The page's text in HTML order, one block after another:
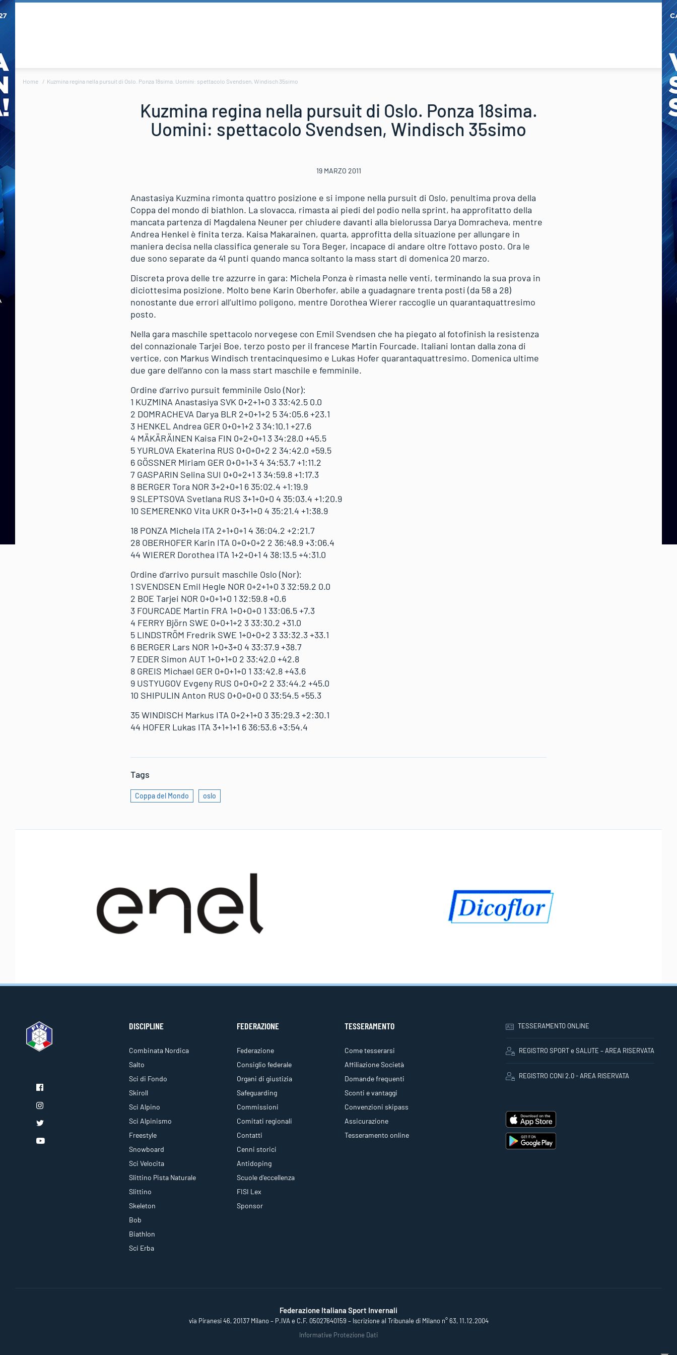
Home Kuzmina regina nella pursuit di Oslo. Ponza 18sima. Uomini: spettacolo Svendsen, Windisch 35simo
Kuzmina regina nella pursuit di Oslo. Ponza 18sima.
Uomini: spettacolo Svendsen, Windisch 35simo
19 MARZO 2011
Anastasiya Kuzmina rimonta quattro posizione e si impone nella pursuit di Oslo, penultima prova della
Coppa del mondo di biathlon. La slovacca, rimasta ai piedi del podio nella sprint, ha approfitatto della
mancata partenza di Magdalena Neuner per chiudere davanti alla bielorussa Darya Domracheva, mentre
Andrea Henkel è finita terza. Kaisa Makarainen, quarta, approfitta della situazione per allungare in
maniera decisa nella classifica generale su Tora Beger, incapace di andare oltre l’ottavo posto. Ora le
due sono separate da 41 punti quando manca soltanto la mass start di domenica 20 marzo.
Discreta prova delle tre azzurre in gara: Michela Ponza è rimasta nelle venti, terminando la sua prova in
diciottesima posizione. Molto bene Karin Oberhofer, abile a guadagnare trenta posti (da 58 a 28)
nonostante due errori all’ultimo poligono, mentre Dorothea Wierer raccoglie un quarantaquattresimo
posto.
Nella gara maschile spettacolo norvegese con Emil Svendsen che ha piegato al fotofinish la resistenza
del connazionale Tarjei Boe, terzo posto per il francese Martin Fourcade. Italiani lontan dalla zona di
vertice, con Markus Windisch trentacinquesimo e Lukas Hofer quarantaquattresimo. Domenica ultime
due gare dell’anno con la mass start maschile e femminile.
Ordine d’arrivo pursuit femminile Oslo (Nor):
1 KUZMINA Anastasiya SVK 0+2+1+0 3 33:42.5 0.0
2 DOMRACHEVA Darya BLR 2+0+1+2 5 34:05.6 +23.1
3 HENKEL Andrea GER 0+0+1+2 3 34:10.1 +27.6
4 MÄKÄRÄINEN Kaisa FIN 0+2+0+1 3 34:28.0 +45.5
5 YURLOVA Ekaterina RUS 0+0+0+2 2 34:42.0 +59.5
6 GÖSSNER Miriam GER 0+0+1+3 4 34:53.7 +1:11.2
7 GASPARIN Selina SUI 0+0+2+1 3 34:59.8 +1:17.3
8 BERGER Tora NOR 3+2+0+1 6 35:02.4 +1:19.9
9 SLEPTSOVA Svetlana RUS 3+1+0+0 4 35:03.4 +1:20.9
10 SEMERENKO Vita UKR 0+3+1+0 4 35:21.4 +1:38.9
18 PONZA Michela ITA 2+1+0+1 4 36:04.2 +2:21.7
28 OBERHOFER Karin ITA 0+0+0+2 2 36:48.9 +3:06.4
44 WIERER Dorothea ITA 1+2+0+1 4 38:13.5 +4:31.0
Ordine d’arrivo pursuit maschile Oslo (Nor):
1 SVENDSEN Emil Hegle NOR 0+2+1+0 3 32:59.2 0.0
2 BOE Tarjei NOR 0+0+1+0 1 32:59.8 +0.6
3 FOURCADE Martin FRA 1+0+0+0 1 33:06.5 +7.3
4 FERRY Björn SWE 0+0+1+2 3 33:30.2 +31.0
5 LINDSTRÖM Fredrik SWE 1+0+0+2 3 33:32.3 +33.1
6 BERGER Lars NOR 1+0+3+0 4 33:37.9 +38.7
7 EDER Simon AUT 1+0+1+0 2 33:42.0 +42.8
8 GREIS Michael GER 0+0+1+0 1 33:42.8 +43.6
9 USTYUGOV Evgeny RUS 0+0+0+2 2 33:44.2 +45.0
10 SHIPULIN Anton RUS 0+0+0+0 0 33:54.5 +55.3
35 WINDISCH Markus ITA 0+2+1+0 3 35:29.3 +2:30.1
44 HOFER Lukas ITA 3+1+1+1 6 36:53.6 +3:54.4
Tags
Coppa del Mondo oslo
DISCIPLINE
Combinata Nordica
Salto
Sci di Fondo
Skiroll
Sci Alpino
Sci Alpinismo
Freestyle
Snowboard
Sci Velocita
Slittino Pista Naturale
Slittino
Skeleton
Bob
Biathlon
Sci Erba
FEDERAZIONE
Federazione
Consiglio federale
Organi di giustizia
Safeguarding
Commissioni
Comitati regionali
Contatti
Cenni storici
Antidoping
Scuole d'eccellenza
FISI Lex
Sponsor
TESSERAMENTO
Come tesserarsi
Affiliazione Società
Domande frequenti
Sconti e vantaggi
Convenzioni skipass
Assicurazione
Tesseramento online
TESSERAMENTO ONLINE
REGISTRO SPORT e SALUTE – AREA RISERVATA
REGISTRO CONI 2.0 - AREA RISERVATA
Federazione Italiana Sport Invernali
via Piranesi 46, 20137 Milano – P.IVA e C.F. 05027640159 – Iscrizione al Tribunale di Milano n° 63, 11.12.2004
Informative Protezione Dati